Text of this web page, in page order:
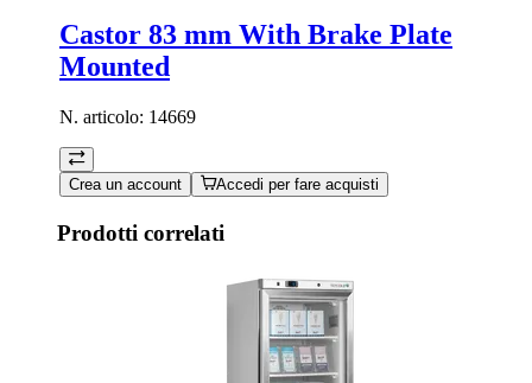
Castor 83 mm With Brake Plate
Mounted
N. articolo: 14669
Crea un account Accedi per fare acquisti
Prodotti correlati